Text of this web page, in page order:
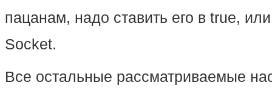
пацанам, надо ставить его в true,
Socket.
Все остальные рассматриваемые